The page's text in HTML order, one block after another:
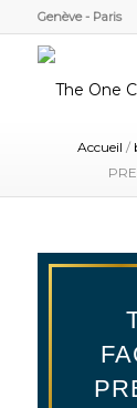
Genève - Paris
Accueil /